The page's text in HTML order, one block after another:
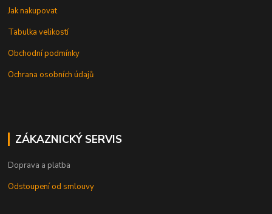
Jak nakupovat
Tabulka velikostí
Obchodní podmínky
Ochrana osobních údajů
ZÁKAZNICKÝ SERVIS
Doprava a platba
Odstoupení od smlouvy